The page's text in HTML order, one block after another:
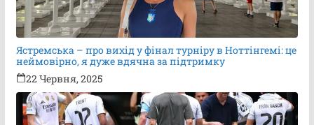
Ястремська – про вихід у фінал турніру в Ноттінгемі: це
неймовірно, я дуже вдячна за підтримку
22 Червня, 2025